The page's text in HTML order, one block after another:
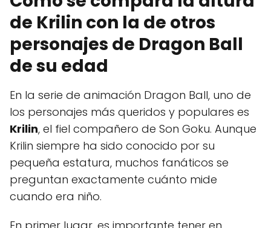
de Krilin con la de otros
personajes de Dragon Ball
de su edad
En la serie de animación Dragon Ball, uno de
los personajes más queridos y populares es
Krilin, el fiel compañero de Son Goku. Aunque
Krilin siempre ha sido conocido por su
pequeña estatura, muchos fanáticos se
preguntan exactamente cuánto mide
cuando era niño.